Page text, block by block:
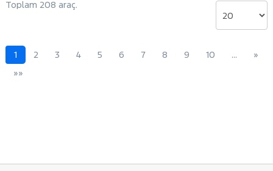
Toplam 208 araç.
1 2 3 4 5 6 7 8 9 10 …
»
»»